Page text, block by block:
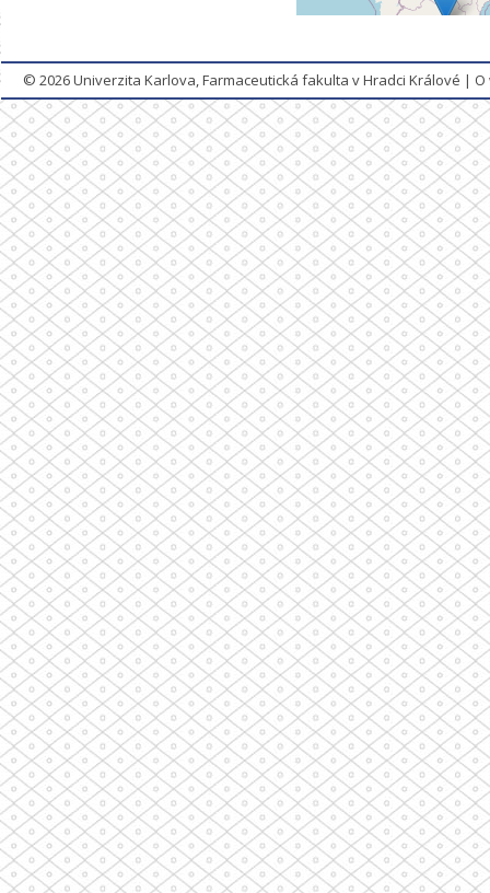
© 2026Univerzita Karlova, Farmaceutická fakulta v Hradci Králové |